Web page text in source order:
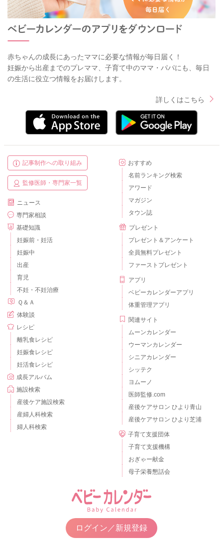
赤ちゃんの成長にあったママに必要な情報が毎日届く！
妊娠から出産までのプレママ、子育て中のママ・パパにも、毎日
の生活に役立つ情報をお届けします。
詳しくはこちら
記事制作への取り組み
監修医師・専門家一覧
ニュース
専門家相談
基礎知識
妊娠前・妊活
妊娠中
出産
育児
不妊・不妊治療
Ｑ＆Ａ
体験談
レシピ
離乳食レシピ
妊娠食レシピ
妊活食レシピ
成長アルバム
施設検索
産後ケア施設検索
産婦人科検索
婦人科検索
おすすめ
名前ランキング検索
アワード
マガジン
タウン誌
プレゼント
プレゼント＆アンケート
全員無料プレゼント
ファーストプレゼント
アプリ
ベビーカレンダーアプリ
体重管理アプリ
関連サイト
ムーンカレンダー
ウーマンカレンダー
シニアカレンダー
シッテク
ヨムーノ
医師監修.com
産後ケアサロン ひより青山
産後ケアサロン ひより芝浦
子育て支援団体
子育て支援機構
おぎゃー献金
母子栄養懇話会
ログイン／新規登録